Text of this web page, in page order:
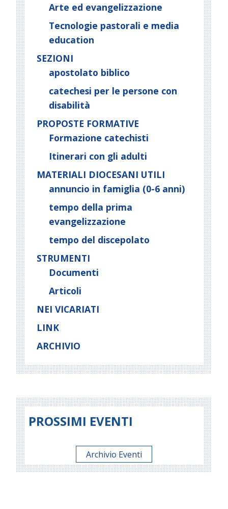
Arte ed evangelizzazione
Tecnologie pastorali e media
education
SEZIONI
apostolato biblico
catechesi per le persone con
disabilità
PROPOSTE FORMATIVE
Formazione catechisti
Itinerari con gli adulti
MATERIALI DIOCESANI UTILI
annuncio in famiglia (0-6 anni)
tempo della prima
evangelizzazione
tempo del discepolato
STRUMENTI
Documenti
Articoli
NEI VICARIATI
LINK
ARCHIVIO
PROSSIMI EVENTI
Archivio Eventi